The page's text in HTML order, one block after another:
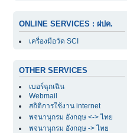
ONLINE SERVICES : ฝปค.
เครื่องมือวัด SCI
OTHER SERVICES
เบอร์ฉุกเฉิน
Webmail
สถิติการใช้งาน internet
พจนานุกรม อังกฤษ <-> ไทย
พจนานุกรม อังกฤษ -> ไทย